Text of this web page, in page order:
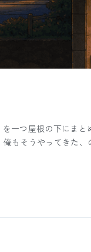
一つ屋根の下にまと
もそうやってきた、